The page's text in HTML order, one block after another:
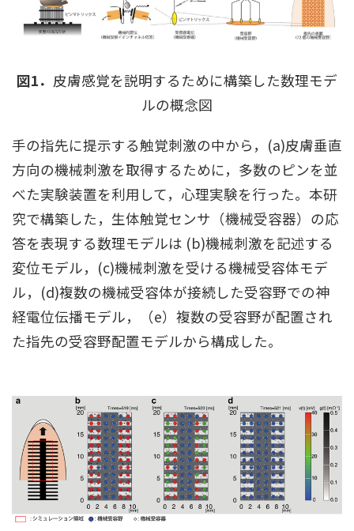
図1． 皮膚感覚を説明するために構築した数理モデ
ルの概念図
手の指先に提示する触覚刺激の中から，(a)皮膚垂直
方向の機械刺激を取得するために，多数のピンを並
べた実験装置を利用して，心理実験を行った。本研
究で構築した，生体触覚センサ（機械受容器）の応
答を表現する数理モデルは (b)機械刺激を記述する
変位モデル，(c)機械刺激を受ける機械受容体モデ
ル，(d)複数の機械受容体が接続した受容野での神
経電位伝播モデル，（e）複数の受容野が配置され
た指先の受容野配置モデルから構成した。